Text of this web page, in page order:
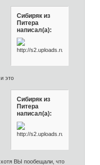
Сибиряк из
Питера
написал(а):
и это
Сибиряк из
Питера
написал(а):
хотя ВЫ пообещали, что